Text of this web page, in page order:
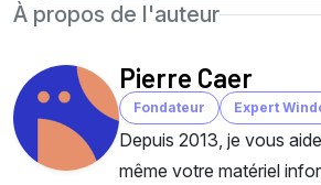
À propos de l'auteur
Pierre Caer
Fondateur Expert
Depuis 2013, je vous
même votre matériel